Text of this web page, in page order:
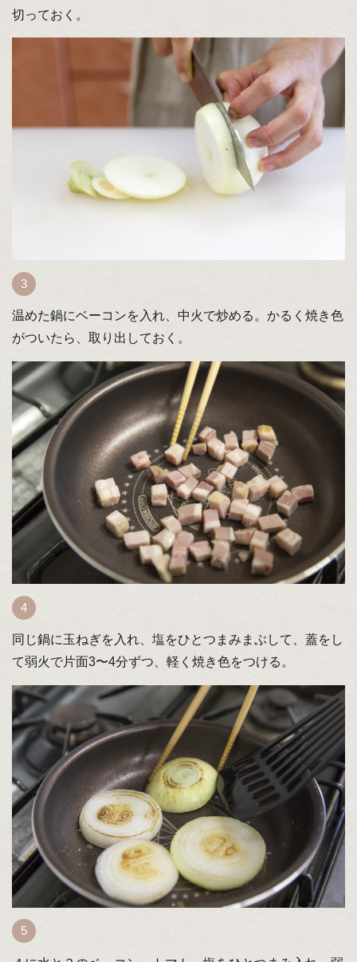
切っておく。
温めた鍋にベーコンを入れ、中火で炒める。かるく焼き色
がついたら、取り出しておく。
同じ鍋に玉ねぎを入れ、塩をひとつまみまぶして、蓋をし
て弱火で片面3〜4分ずつ、軽く焼き色をつける。